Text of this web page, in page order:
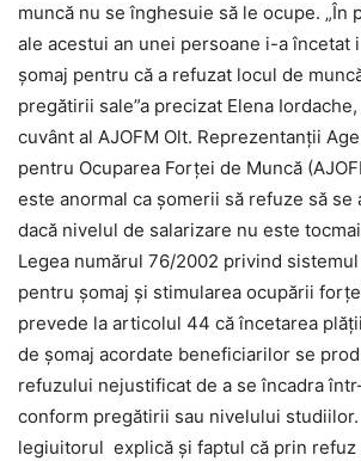
muncă nu se înghesuie să le ocupe. „În
ale acestui an unei persoane i-a încetat
şomaj pentru că a refuzat locul de
pregătirii sale”a precizat Elena
cuvânt al AJOFM Olt. Reprezentanţii
pentru Ocuparea Forţei de Muncă
este anormal ca şomerii să refuze să se
dacă nivelul de salarizare nu este
Legea numărul 76/2002 privind
pentru şomaj şi stimularea ocupării
prevede la articolul 44 că încetarea
de şomaj acordate beneficiarilor se
refuzului nejustificat de a se încadra
conform pregătirii sau nivelului
legiuitorul explică şi faptul că prin refuz